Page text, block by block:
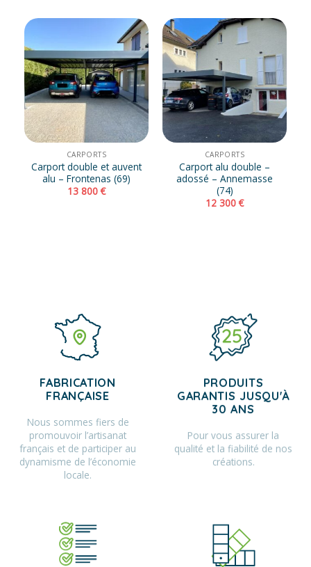
CARPORTS
Carport double et auvent
alu – Frontenas (69)
13 800€
CARPORTS
Carport alu double –
adossé – Annemasse
(74)
12 300€
FABRICATION
FRANÇAISE
Nous sommes fiers de
promouvoir l’artisanat
français et de participer au
dynamisme de l’économie
locale.
PRODUITS
GARANTIS JUSQU'À
30 ANS
Pour vous assurer la
qualité et la fiabilité de nos
créations.